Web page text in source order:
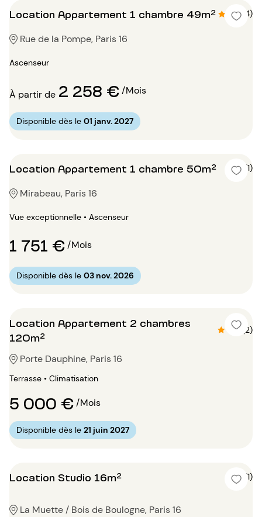
Location Appartement 1 chambre 49m² 4.5 (4)
Rue de la Pompe, Paris 16
Ascenseur
À partir de 2 258 €/Mois
Disponible dès le 01 janv. 2027
Location Appartement 1 chambre 50m² 5 (1)
Mirabeau, Paris 16
Vue exceptionnelle • Ascenseur
1 751 €/Mois
Disponible dès le 03 nov. 2026
Location Appartement 2 chambres
120m²
4.5 (2)
Porte Dauphine, Paris 16
Terrasse • Climatisation
5 000 €/Mois
Disponible dès le 21 juin 2027
Location Studio 16m² 5 (1)
La Muette / Bois de Boulogne, Paris 16